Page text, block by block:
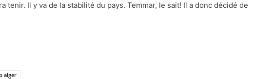
tenir. Il y va de la stabilité du pays. Temmar, le sait! Il a donc décidé de
alger